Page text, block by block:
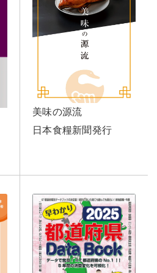
美味の源流
日本食糧新聞発行